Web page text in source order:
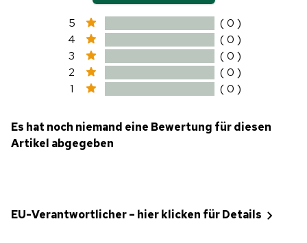
5
( 0 )
4
( 0 )
3
( 0 )
2
( 0 )
1
( 0 )
Es hat noch niemand eine Bewertung für diesen
Artikel abgegeben
EU-Verantwortlicher – hier klicken für Details